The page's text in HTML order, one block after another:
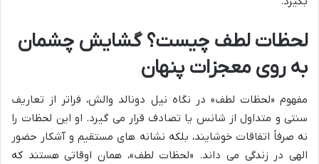
لحظات لطف چیست؟ گشایش چشمان
به روی معجزات پنهان
مفهوم «لحظات لطف» در نگاه نیل دونالد والش، فراتر از تعاریف
سنتی و متداول از شانس یا تصادف قرار می گیرد. او این لحظات را
نه صرفاً اتفاقات خوشایند، بلکه نشانه های مستقیم و آشکار حضور
الهی در زندگی می داند. «لحظات لطف»، همان اوقاتی هستند که